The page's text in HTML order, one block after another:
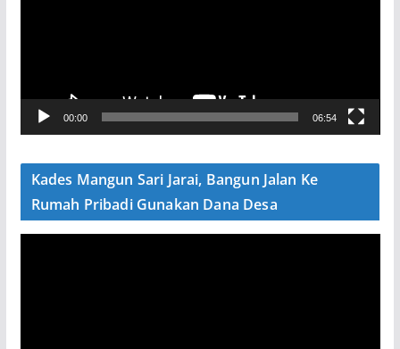
V
e
00:00 06:54
Kades Mangun Sari Jarai, Bangun Jalan Ke
Rumah Pribadi Gunakan Dana Desa